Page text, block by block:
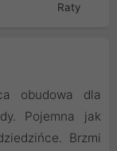
Raty
obudowa dla
Pojemna jak
Brzmi